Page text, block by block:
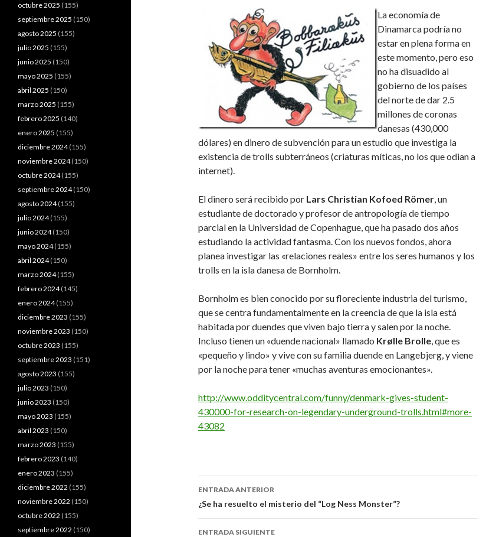
La economía de
Dinamarca podría no
estar en plena forma en
este momento, pero eso
no ha disuadido al
gobierno de los países
del norte de dar 2.5
millones de coronas
danesas (430,000
dólares) en dinero de subvención para un estudio que investiga la
existencia de trolls subterráneos (criaturas míticas, no los que odian a
internet).
El dinero será recibido por Lars Christian Kofoed Römer, un
estudiante de doctorado y profesor de antropología de tiempo
parcial en la Universidad de Copenhague, que ha pasado dos años
estudiando la actividad fantasma. Con los nuevos fondos, ahora
planea investigar las «relaciones reales» entre los seres humanos y los
trolls en la isla danesa de Bornholm.
Bornholm es bien conocido por su floreciente industria del turismo,
que se centra fundamentalmente en la creencia de que la isla está
habitada por duendes que viven bajo tierra y salen por la noche.
Incluso tienen un «duende nacional» llamado Krølle Brolle, que es
«pequeño y lindo» y vive con su familia duende en Langebjerg, y viene
por la noche para tener «muchas aventuras emocionantes».
http://www.odditycentral.com/funny/denmark-gives-student-
430000-for-research-on-legendary-underground-trolls.html#more-
43082
Navegación
de
entradas
ENTRADA ANTERIOR
¿Se ha resuelto el misterio del “Log Ness Monster”?
ENTRADA SIGUIENTE
octubre 2025 (155)
septiembre 2025 (150)
agosto 2025 (155)
julio 2025 (155)
junio 2025 (150)
mayo 2025 (155)
abril 2025 (150)
marzo 2025 (155)
febrero 2025 (140)
enero 2025 (155)
diciembre 2024(155)
noviembre 2024(150)
octubre 2024(155)
septiembre 2024(150)
agosto 2024(155)
julio 2024(155)
junio 2024(150)
mayo 2024(155)
abril 2024(150)
marzo 2024(155)
febrero 2024(145)
enero 2024(155)
diciembre 2023 (155)
noviembre 2023 (150)
octubre 2023 (155)
septiembre 2023 (151)
agosto 2023 (155)
julio 2023 (150)
junio 2023 (150)
mayo 2023 (155)
abril 2023 (150)
marzo 2023 (155)
febrero 2023 (140)
enero 2023 (155)
diciembre 2022 (155)
noviembre 2022 (150)
octubre 2022 (155)
septiembre 2022 (150)